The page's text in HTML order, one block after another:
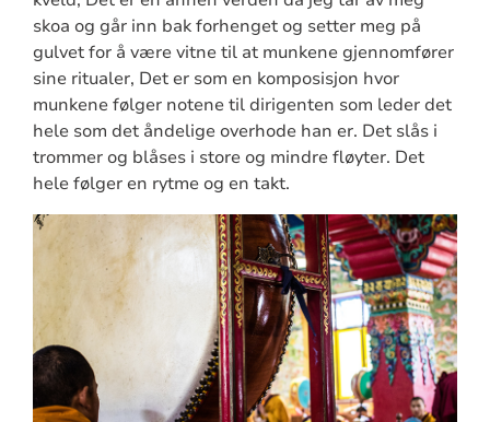
skoa og går inn bak forhenget og setter meg på
gulvet for å være vitne til at munkene gjennomfører
sine ritualer, Det er som en komposisjon hvor
munkene følger notene til dirigenten som leder det
hele som det åndelige overhode han er. Det slås i
trommer og blåses i store og mindre fløyter. Det
hele følger en rytme og en takt.